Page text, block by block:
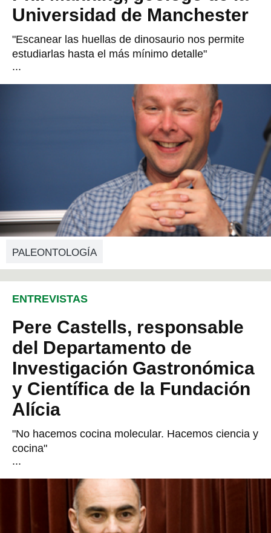
Universidad de Manchester
"Escanear las huellas de dinosaurio nos permite
estudiarlas hasta el más mínimo detalle"
...
PALEONTOLOGÍA
ENTREVISTAS
Pere Castells, responsable
del Departamento de
Investigación Gastronómica
y Científica de la Fundación
Alícia
"No hacemos cocina molecular. Hacemos ciencia y
cocina"
...